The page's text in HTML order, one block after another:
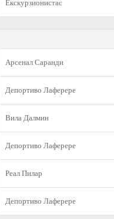
Екскурзионистас
Арсенал Саранди
Депортиво Лаферере
Вила Далмин
Депортиво Лаферере
Реал Пилар
Депортиво Лаферере